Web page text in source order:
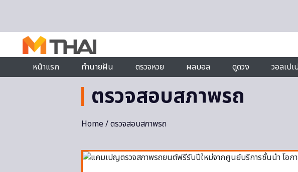
หน้าแรก
ทำนายฝัน ตรวจหวย ผลบอล ดูดวง วอลเปเ
ตรวจสอบสภาพรถ
Home/ ตรวจสอบสภาพรถ